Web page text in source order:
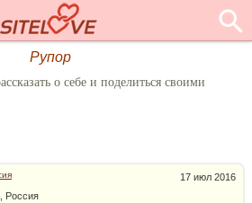
Рупор
о себе и поделиться своими
17 июл 2016
Россия